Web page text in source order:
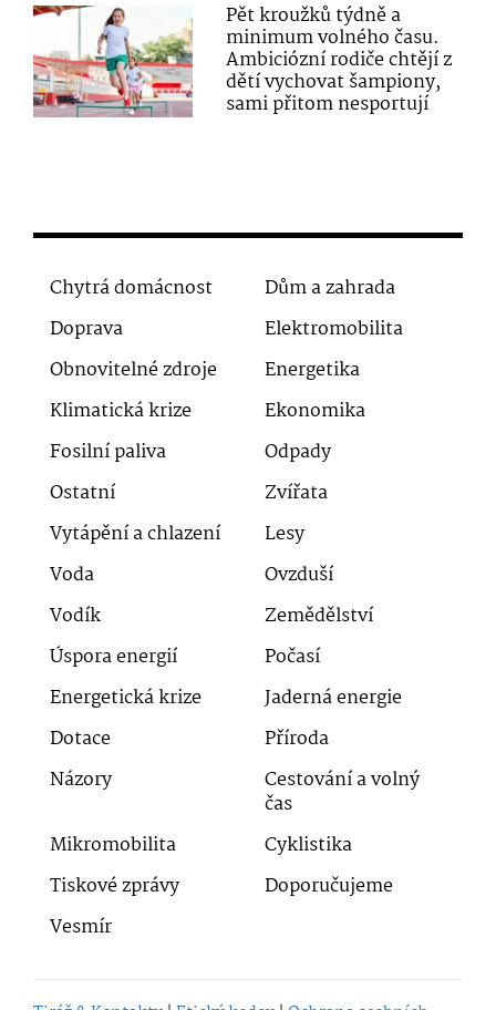
Pět kroužků týdně a
minimum volného času.
Ambiciózní rodiče chtějí z
dětí vychovat šampiony,
sami přitom nesportují
Chytrá domácnost
Dům a zahrada
Doprava
Elektromobilita
Obnovitelné zdroje
Energetika
Klimatická krize
Ekonomika
Fosilní paliva
Odpady
Ostatní
Zvířata
Vytápění a chlazení
Lesy
Voda
Ovzduší
Vodík
Zemědělství
Úspora energií
Počasí
Energetická krize
Jaderná energie
Dotace
Příroda
Názory
Cestování a volný
čas
Mikromobilita
Cyklistika
Tiskové zprávy
Doporučujeme
Vesmír